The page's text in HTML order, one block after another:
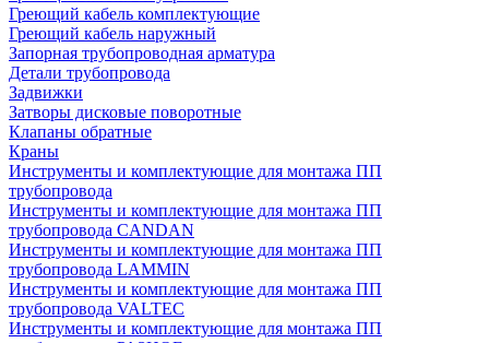
Греющий кабель комплектующие
Греющий кабель наружный
Запорная трубопроводная арматура
Детали трубопровода
Задвижки
Затворы дисковые поворотные
Клапаны обратные
Краны
Инструменты и комплектующие для монтажа ПП
трубопровода
Инструменты и комплектующие для монтажа ПП
трубопровода CANDAN
Инструменты и комплектующие для монтажа ПП
трубопровода LAMMIN
Инструменты и комплектующие для монтажа ПП
трубопровода VALTEC
Инструменты и комплектующие для монтажа ПП